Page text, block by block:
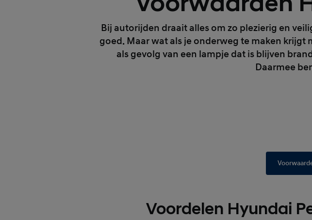
Bij autorijden draait alles om zo plezierig en
goed. Maar wat als je onderweg te maken krijgt
als gevolg van een lampje dat is blijven
Daarmee
Voordelen Hyundai